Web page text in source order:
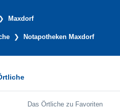
Maxdorf
Notapotheken Maxdorf
Das Örtliche zu Favoriten